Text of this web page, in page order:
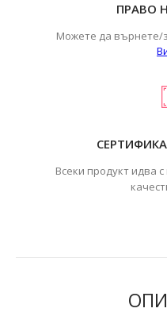
ПРАВО
Можете да върнете/
Всеки продукт идва